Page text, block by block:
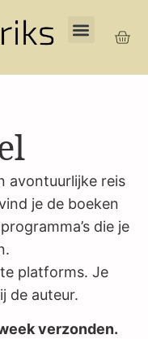
avontuurlijke reis
je de boeken
die je
platforms. Je
de auteur.
verzonden.